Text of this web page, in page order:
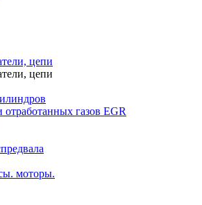
цепи
цепи
газов EGR
моторы.